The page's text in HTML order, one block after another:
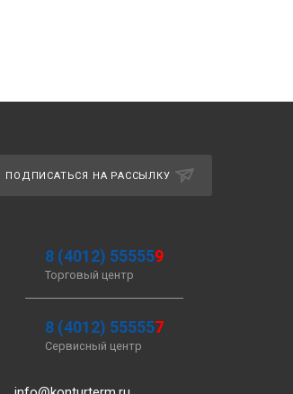
ПОДПИСАТЬСЯ НА РАССЫЛКУ
8 (4012) 555559
Торговый центр
8 (4012) 555557
Сервисный центр